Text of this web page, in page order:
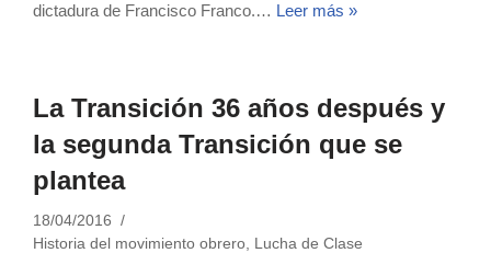
dictadura de Francisco Franco.… Leer más »
La Transición 36 años después y
la segunda Transición que se
plantea
18/04/2016
Historia del movimiento obrero, Lucha de Clase